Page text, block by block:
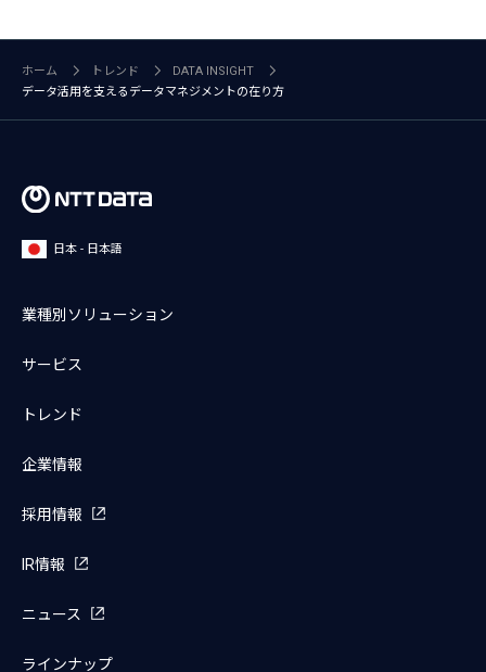
ホーム トレンド
DATA INSIGHT
データ活用を支えるデータマネジメントの在り方
日本 - 日本語
業種別ソリューション
サービス
トレンド
企業情報
採用情報
IR情報
ニュース
ラインナップ